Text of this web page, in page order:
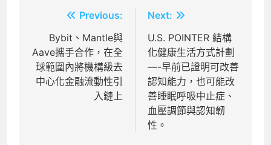
導
覽
Previous:
Bybit、Mantle與
Aave攜手合作，在全
球範圍內將機構級去
中心化金融流動性引
入鏈上
Next:
U.S. POINTER 結構
化健康生活方式計劃
—-早前已證明可改善
認知能力，也可能改
善睡眠呼吸中止症、
血壓調節與認知韌
性。